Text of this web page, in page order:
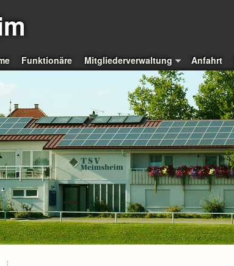
Funktionäre Mitgliederverwaltung Anfahrt